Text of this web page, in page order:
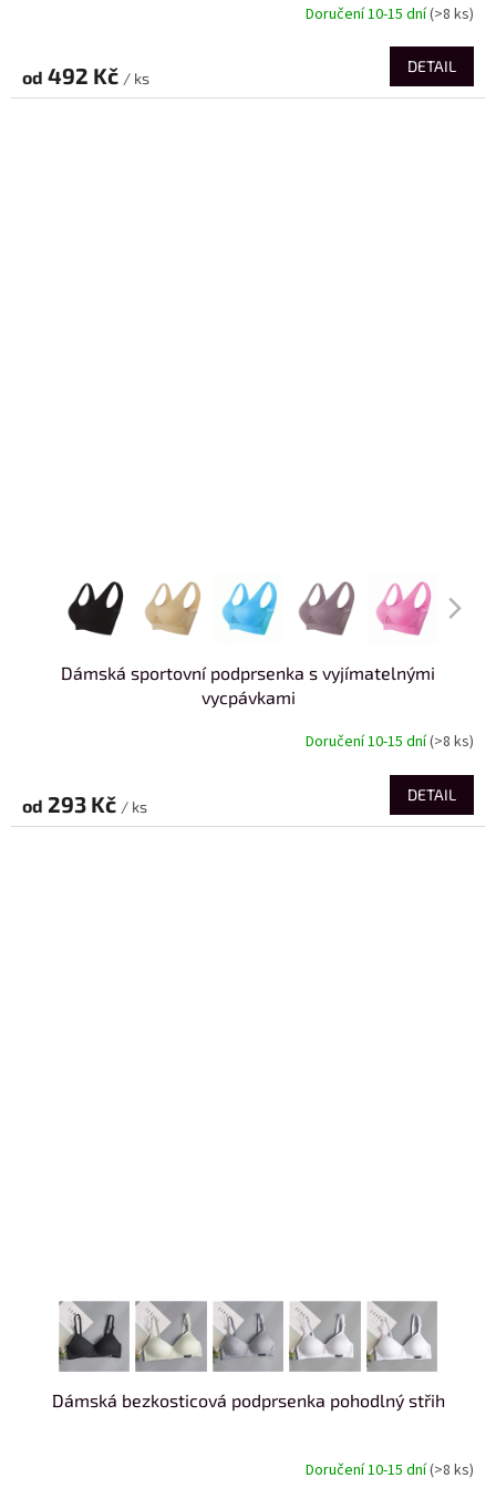
Doručení 10-15 dní(>8 ks)
od 492 Kč / ks
DETAIL
Dámská sportovní podprsenka s vyjímatelnými
vycpávkami
Doručení 10-15 dní(>8 ks)
od 293 Kč / ks
DETAIL
Dámská bezkosticová podprsenka pohodlný střih
Doručení 10-15 dní(>8 ks)